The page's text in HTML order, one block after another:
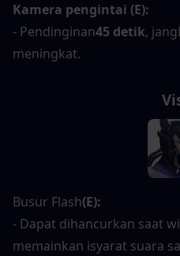
Kamera pengintai (E):
- Pendinginan45 detik,
meningkat.
Busur Flash(E):
- Dapat dihancurkan saat
memainkan isyarat suara